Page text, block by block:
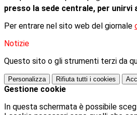
presso la sede centrale, per
Per entrare nel sito web del giornale
Notizie
Questo sito o gli strumenti terzi da
Personalizza Rifiuta tutti i cookies
Gestione cookie
In questa schermata è possibile